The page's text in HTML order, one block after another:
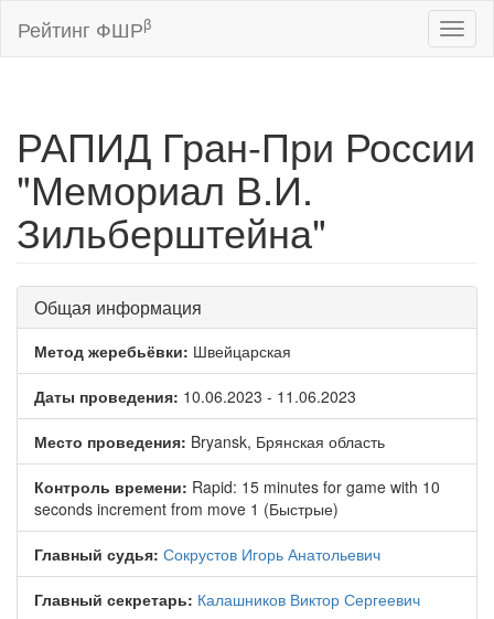
Рейтинг ФШРβ
РАПИД Гран-При России
"Мемориал В.И.
Зильберштейна"
Общая информация
Метод жеребьёвки: Швейцарская
Даты проведения: 10.06.2023 - 11.06.2023
Место проведения: Bryansk, Брянская область
Контроль времени: Rapid: 15 minutes for game with 10
seconds increment from move 1 (Быстрые)
Главный судья: Сокрустов Игорь Анатольевич
Главный секретарь: Калашников Виктор Сергеевич